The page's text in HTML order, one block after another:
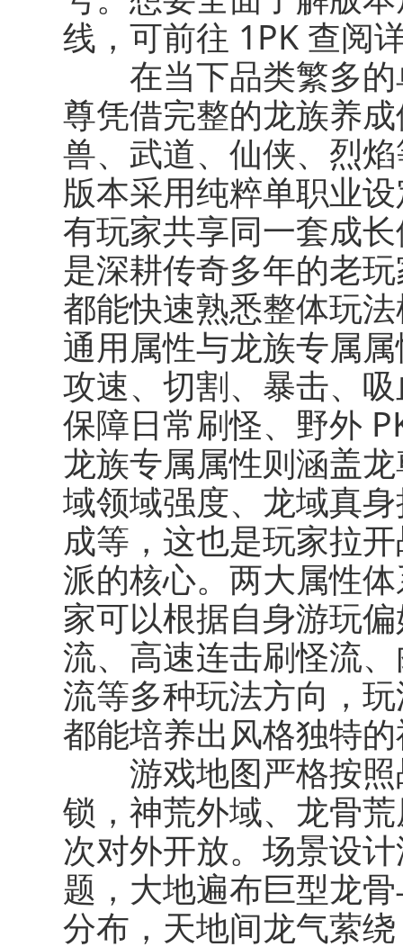
线，可前往 1PK 查阅
在当下品类繁多的
尊凭借完整的龙族养
兽、武道、仙侠、烈
版本采用纯粹单职业
有玩家共享同一套成
是深耕传奇多年的老
都能快速熟悉整体玩
通用属性与龙族专属
攻速、切割、暴击、
保障日常刷怪、野外
龙族专属属性则涵盖
域领域强度、龙域真
成等，这也是玩家拉
派的核心。两大属性
家可以根据自身游玩
流、高速连击刷怪流
流等多种玩法方向，
都能培养出风格独特
游戏地图严格按照
锁，神荒外域、龙骨
次对外开放。场景设
题，大地遍布巨型龙
分布，天地间龙气萦